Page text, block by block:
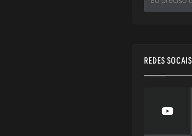
REDES SOCAIS